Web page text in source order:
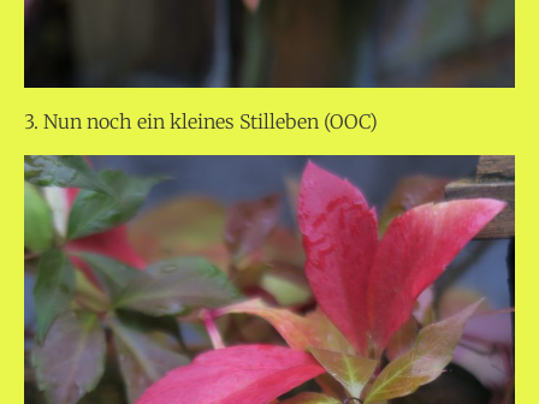
3. Nun noch ein kleines Stilleben (OOC)